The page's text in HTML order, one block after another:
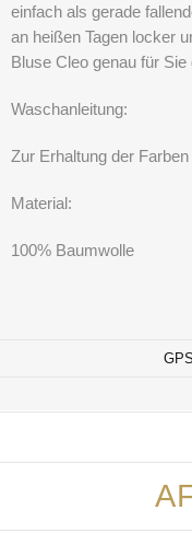
einfach als gerade
an heißen Tagen locker
Bluse Cleo genau für Sie
Waschanleitung:
Zur Erhaltung der
Material:
100% Baumwolle